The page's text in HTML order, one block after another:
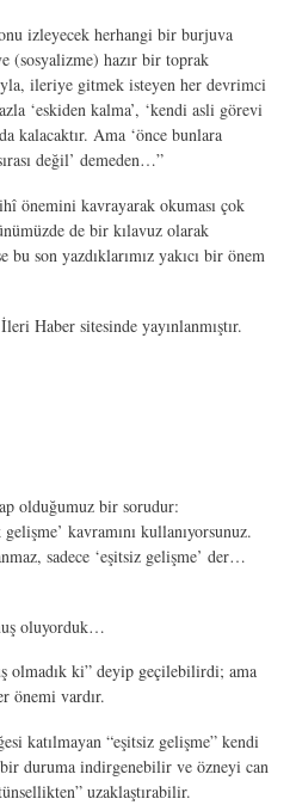
izleyecek herhangi bir burjuva
(sosyalizme) hazır bir toprak
ileriye gitmek isteyen her devrimci
‘eskiden kalma’, ‘kendi asli görevi
kalacaktır. Ama ‘önce bunlara
değil’ demeden…”
önemini kavrayarak okuması çok
de bir kılavuz olarak
bu son yazdıklarımız yakıcı bir önem
Haber sitesinde yayınlanmıştır.
olduğumuz bir sorudur:
kavramını kullanıyorsunuz.
sadece ‘eşitsiz gelişme’ der…
oluyorduk…
olmadık ki” deyip geçilebilirdi; ama
önemi vardır.
katılmayan “eşitsiz gelişme” kendi
duruma indirgenebilir ve özneyi can
uzaklaştırabilir.